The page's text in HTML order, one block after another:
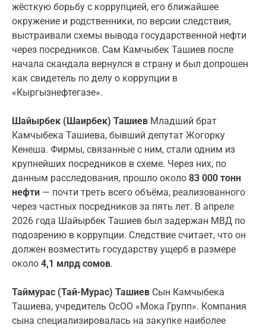
жёсткую борьбу с коррупцией, его ближайшее
окружение и родственники, по версии следствия,
выстраивали схемы вывода государственной нефти
через посредников. Сам Камчыбек Ташиев после
начала скандала вернулся в страну и был допрошен
как свидетель по делу о коррупции в
«Кыргызнефтегазе».
Шайырбек (Шаирбек) Ташиев Младший брат
Камчыбека Ташиева, бывший депутат Жогорку
Кенеша. Фирмы, связанные с ним, стали одним из
крупнейших посредников в схеме. Через них, по
данным расследования, прошло около 83 000 тонн
нефти — почти треть всего объёма, реализованного
через частных посредников за пять лет. В апреле
2026 года Шайырбек Ташиев был задержан МВД по
подозрению в коррупции. Следствие считает, что он
должен возместить государству ущерб в размере
около 4,1 млрд сомов.
Таймурас (Тай-Мурас) Ташиев Сын Камчыбека
Ташиева, учредитель ОсОО «Мока Групп». Компания
сына специализировалась на закупке наиболее